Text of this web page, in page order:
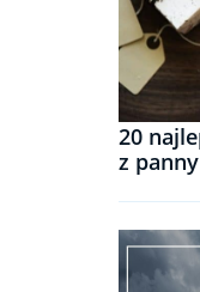
20
z panny